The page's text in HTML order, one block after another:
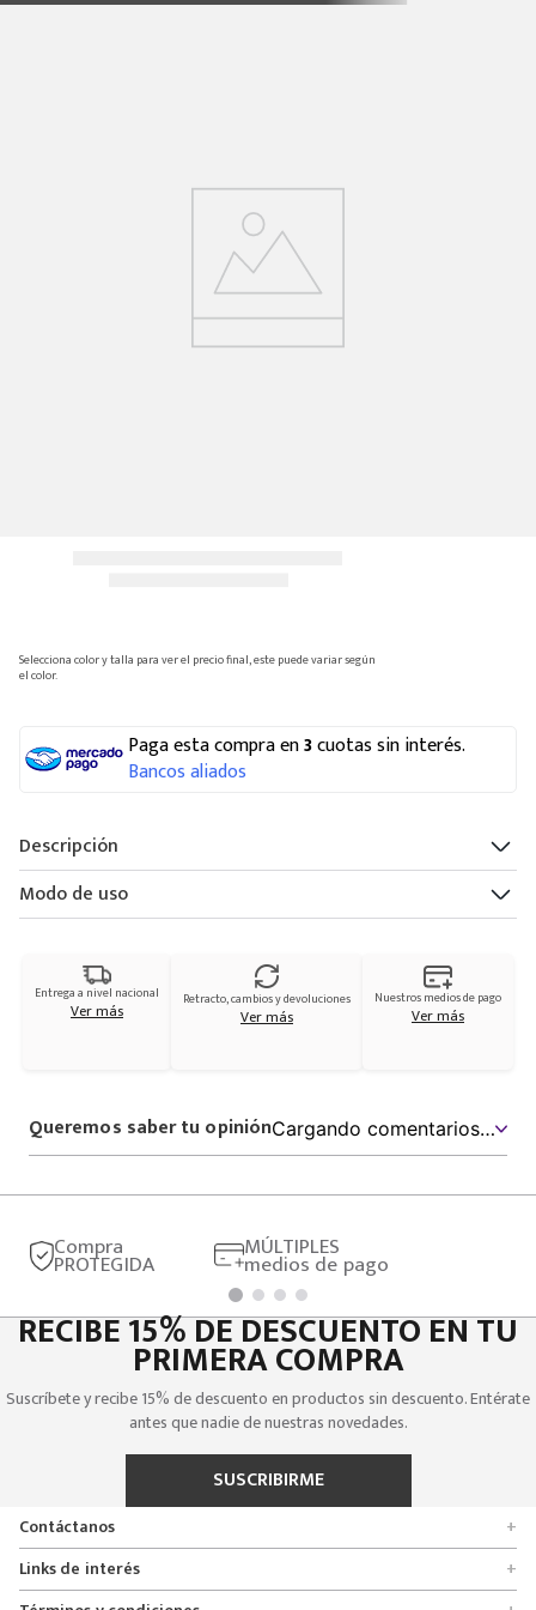
Selecciona color y talla para ver el precio final, este puede variar según
el color.
Paga esta compra en3cuotas sin interés.
Bancos aliados
Descripción
Modo de uso
Entrega a nivel nacional
Ver más Retracto, cambios y devoluciones
Ver más
Nuestros medios de pago
Ver más
Queremos saber tu opiniónCargando comentarios…
Compra
PROTEGIDA
MÚLTIPLES
medios de pago
RECIBE 15% DE DESCUENTO EN TU
PRIMERA COMPRA
Suscríbete y recibe 15% de descuento en productos sin descuento. Entérate
antes que nadie de nuestras novedades.
SUSCRIBIRME
Contáctanos
+
Encuentra tu tienda
Formulario de solicitudes
Links de interés +
Quienes somos